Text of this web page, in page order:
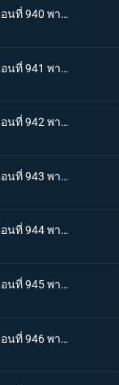
One piece วันพีช ตอนที่ 940 พากย์ไทย ความโกรธของโซโล ตัวตนที่แท้จริงของผลสไมล์!
One piece วันพีช ตอนที่ 941 พากย์ไทย น้ำตาโทโกะ ลูกปืนที่ไร้ความรู้สึกของโอโรจิ!
One piece วันพีช ตอนที่ 942 พากย์ไทย ใส่ให้ยับ! ความวุ่นวาย! การต่อสู้ที่ลานประหาร
One piece วันพีช ตอนที่ 943 พากย์ไทย การตัดสินใจของลูฟี่ ทลายการแข่งซูโม่นรก!
One piece วันพีช ตอนที่ 944 พากย์ไทย การมาของพายุ! บิ๊กมัมอาละวาด!
One piece วันพีช ตอนที่ 945 พากย์ไทย ความแค้นถั่วแดงต้ม ลูฟี่เข้าตาจน
One piece วันพีช ตอนที่ 946 พากย์ไทย หยุดยั้งสี่จักรพรรดิ! แผนการลับของควีน